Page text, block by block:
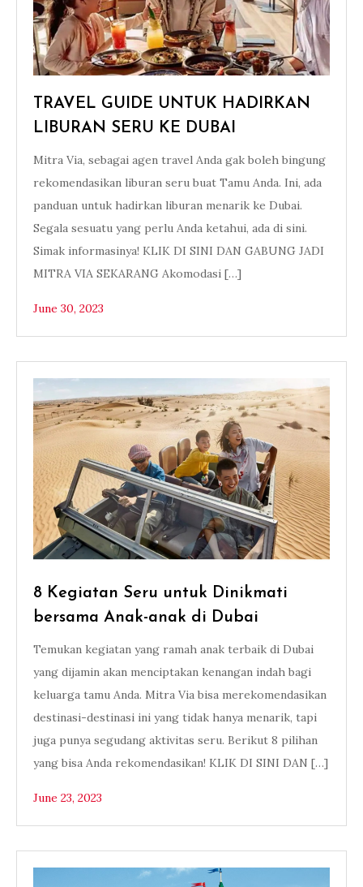
TRAVEL GUIDE UNTUK HADIRKAN
LIBURAN SERU KE DUBAI
Mitra Via, sebagai agen travel Anda gak boleh bingung
rekomendasikan liburan seru buat Tamu Anda. Ini, ada
panduan untuk hadirkan liburan menarik ke Dubai.
Segala sesuatu yang perlu Anda ketahui, ada di sini.
Simak informasinya! KLIK DI SINI DAN GABUNG JADI
MITRA VIA SEKARANG Akomodasi […]
June 30, 2023
8 Kegiatan Seru untuk Dinikmati
bersama Anak-anak di Dubai
Temukan kegiatan yang ramah anak terbaik di Dubai
yang dijamin akan menciptakan kenangan indah bagi
keluarga tamu Anda. Mitra Via bisa merekomendasikan
destinasi-destinasi ini yang tidak hanya menarik, tapi
juga punya segudang aktivitas seru. Berikut 8 pilihan
yang bisa Anda rekomendasikan! KLIK DI SINI DAN […]
June 23, 2023